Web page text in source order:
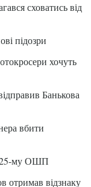
сховатись від
підозри
хочуть
Банькова
вбити
му ОШП
отримав відзнаку